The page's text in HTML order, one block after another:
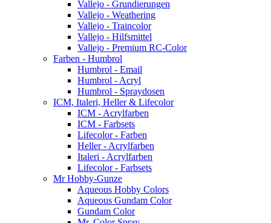
Vallejo - Grundierungen
Vallejo - Weathering
Vallejo - Traincolor
Vallejo - Hilfsmittel
Vallejo - Premium RC-Color
Farben - Humbrol
Humbrol - Email
Humbrol - Acryl
Humbrol - Spraydosen
ICM, Italeri, Heller & Lifecolor
ICM - Acrylfarben
ICM - Farbsets
Lifecolor - Farben
Heller - Acrylfarben
Italeri - Acrylfarben
Lifecolor - Farbsets
Mr Hobby-Gunze
Aqueous Hobby Colors
Aqueous Gundam Color
Gundam Color